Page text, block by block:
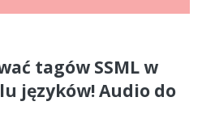
tagów SSML w
języków! Audio do